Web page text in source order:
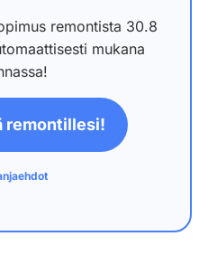
remontista 30.8
mukana
remontillesi!